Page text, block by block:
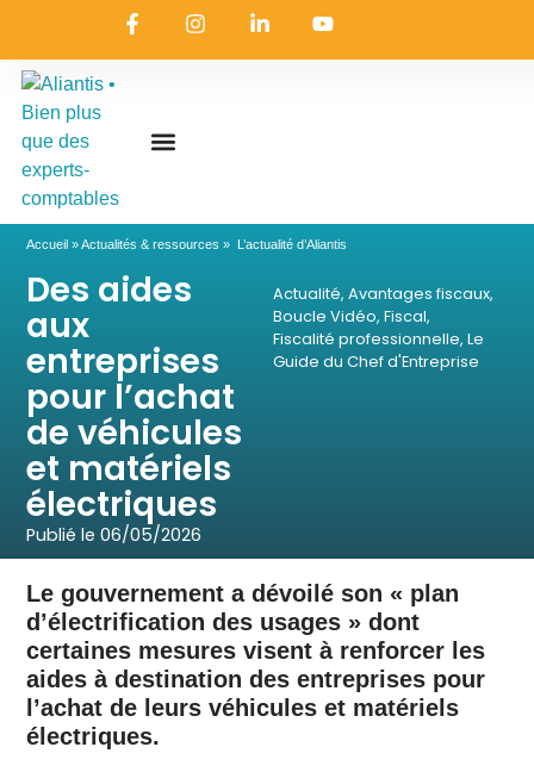
Accueil »Actualités & ressources » L’actualité d’Aliantis
Des aides
aux
entreprises
pour l’achat
de véhicules
et matériels
électriques
Publié le06/05/2026
Actualité, Avantages fiscaux,
Boucle Vidéo, Fiscal,
Fiscalité professionnelle, Le
Guide du Chef d'Entreprise
Le gouvernement a dévoilé son « plan
d’électrification des usages » dont
certaines mesures visent à renforcer les
aides à destination des entreprises pour
l’achat de leurs véhicules et matériels
électriques.